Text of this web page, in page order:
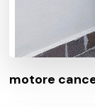
motore